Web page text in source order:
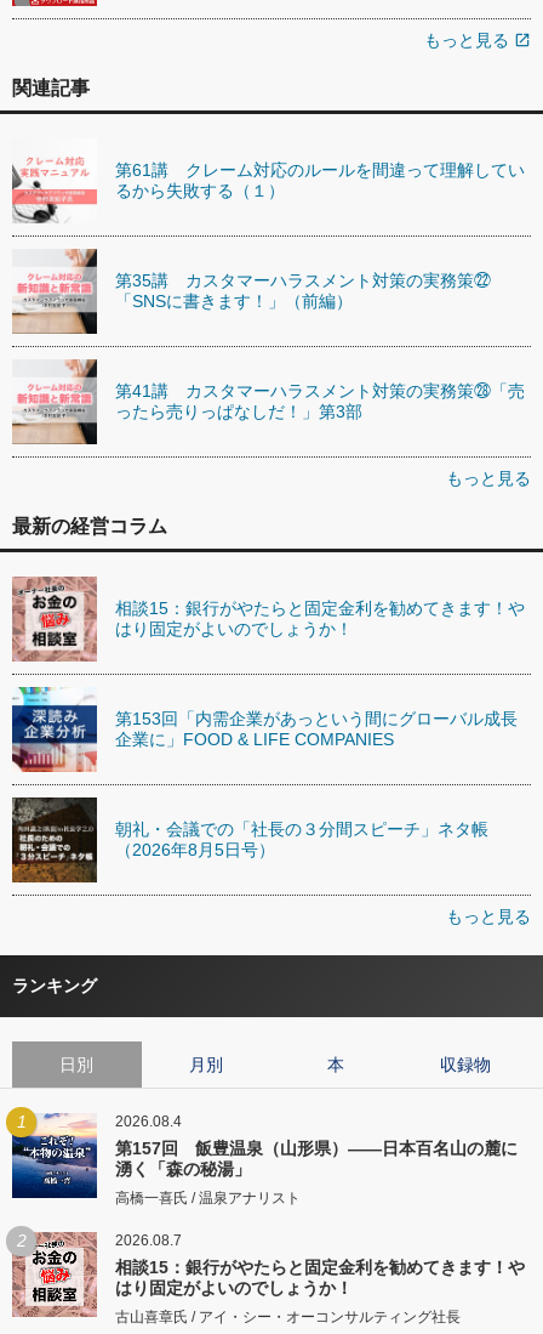
もっと見る open_in_new
関連記事
第61講 クレーム対応のルールを間違って理解してい
るから失敗する（１）
第35講 カスタマーハラスメント対策の実務策㉒
「SNSに書きます！」（前編）
第41講 カスタマーハラスメント対策の実務策㉘「売
ったら売りっぱなしだ！」第3部
もっと見る
最新の経営コラム
相談15：銀行がやたらと固定金利を勧めてきます！や
はり固定がよいのでしょうか！
第153回「内需企業があっという間にグローバル成長
企業に」FOOD & LIFE COMPANIES
朝礼・会議での「社長の３分間スピーチ」ネタ帳
（2026年8月5日号）
もっと見る
ランキング
日別 月別 本 収録物
1 2026.08.4
第157回 飯豊温泉（山形県）――日本百名山の麓に
湧く「森の秘湯」
高橋一喜氏 / 温泉アナリスト
2 2026.08.7
相談15：銀行がやたらと固定金利を勧めてきます！や
はり固定がよいのでしょうか！
古山喜章氏 / アイ・シー・オーコンサルティング社長